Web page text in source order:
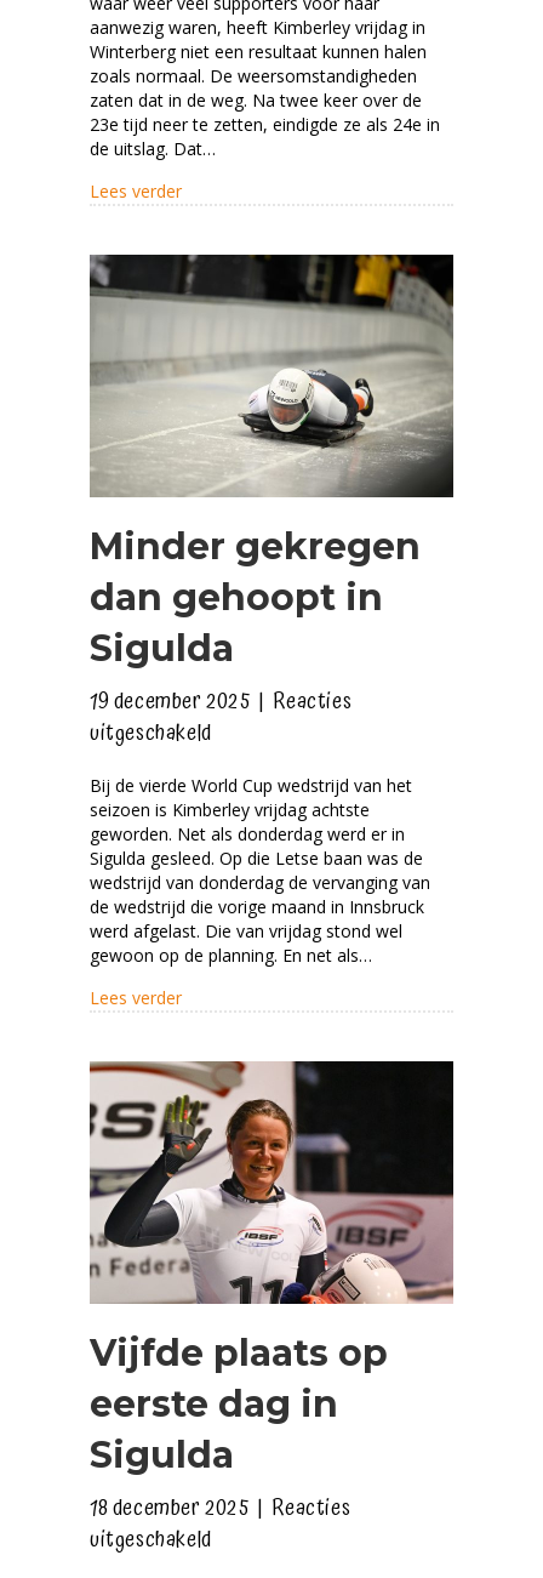
aanwezig waren, heeft Kimberley vrijdag in
Winterberg niet een resultaat kunnen halen
zoals normaal. De weersomstandigheden
zaten dat in de weg. Na twee keer over de
23e tijd neer te zetten, eindigde ze als 24e in
de uitslag. Dat…
Lees verderabout Geen resultaat in winters Winterberg
Minder gekregen
dan gehoopt in
Sigulda
19 december 2025 | Reacties
uitgeschakeldvoor
gekregen
dan
gehoopt
in
Sigulda
Bij de vierde World Cup wedstrijd van het
seizoen is Kimberley vrijdag achtste
geworden. Net als donderdag werd er in
Sigulda gesleed. Op die Letse baan was de
wedstrijd van donderdag de vervanging van
de wedstrijd die vorige maand in Innsbruck
werd afgelast. Die van vrijdag stond wel
gewoon op de planning. En net als…
Lees verderabout Minder gekregen dan gehoopt in
Vijfde plaats op
eerste dag in
Sigulda
18 december 2025 | Reacties
uitgeschakeldvoor